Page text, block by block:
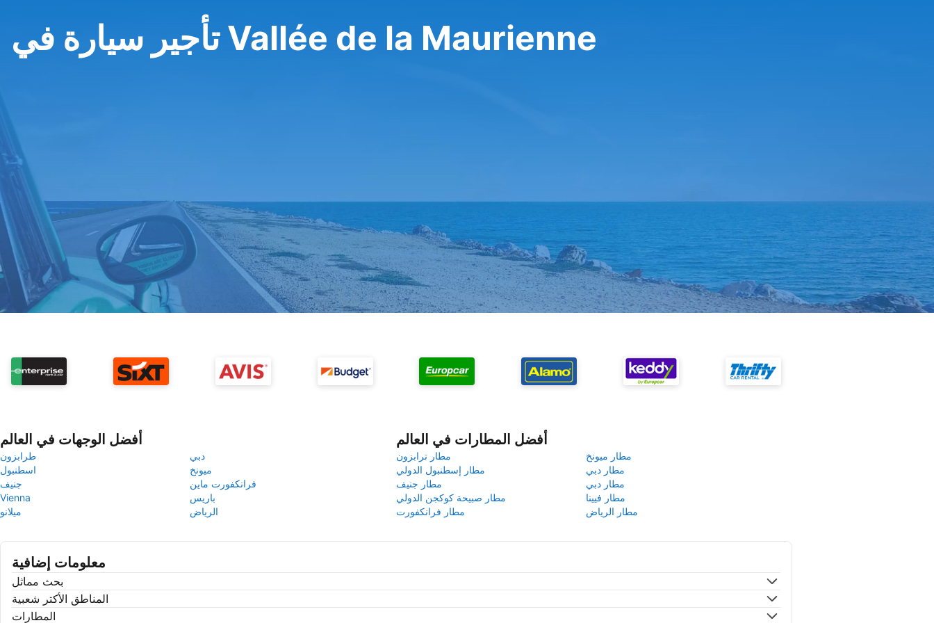
تأجير سيارة في Vallée de la Maurienne
أفضل الوجهات في العالم
طرابزون
دبي
اسطنبول
ميونخ
جنيف
فرانكفورت ماين
Vienna
باريس
ميلانو
الرياض
أفضل المطارات في العالم
مطار ترابزون
مطار ميونخ
مطار إسطنبول الدولي
مطار دبي
مطار جنيف
مطار دبي
مطار صبيحة كوكجن الدولي
مطار فيينا
مطار فرانكفورت
مطار الرياض
معلومات إضافية
بحث مماثل
المناطق الأكتر شعبية
المطارات